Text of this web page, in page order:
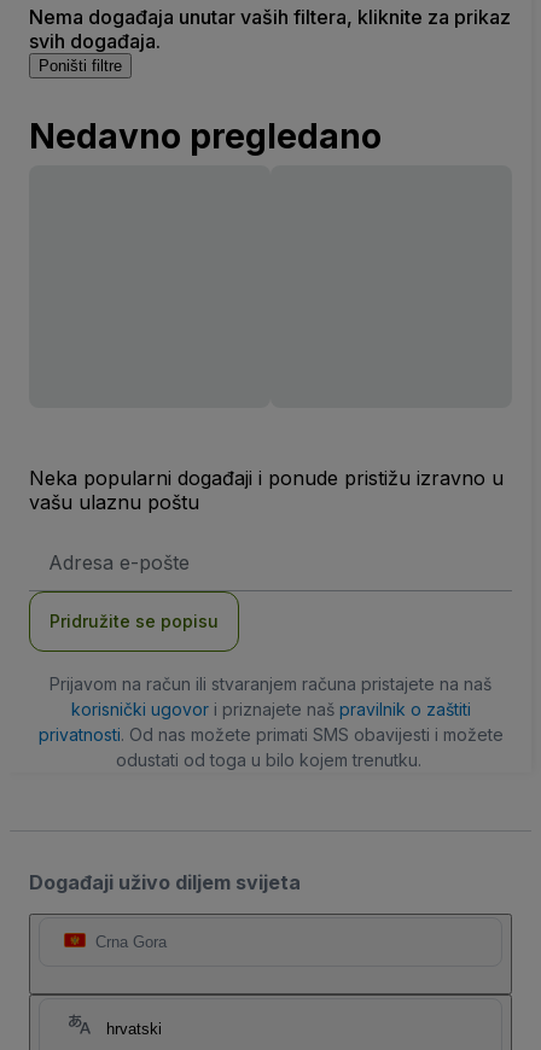
Nema događaja unutar vaših filtera, kliknite za prikaz
svih događaja.
Poništi filtre
Nedavno pregledano
Neka popularni događaji i ponude pristižu izravno u
vašu ulaznu poštu
mail
Pridružite se popisu
Prijavom na račun ili stvaranjem računa pristajete na naš
korisnički ugovori priznajete naš pravilnik o zaštiti
privatnosti. Od nas možete primati SMS obavijesti i možete
odustati od toga u bilo kojem trenutku.
Događaji uživo diljem svijeta
Crna Gora
hrvatski